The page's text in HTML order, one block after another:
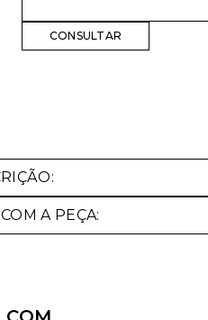
shopper
ajudar!
que você deseja:
A PEÇA: